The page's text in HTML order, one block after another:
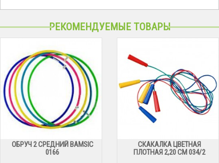
РЕКОМЕНДУЕМЫЕ ТОВАРЫ
ОБРУЧ 2 СРЕДНИЙ BAMSIC
0166
СКАКАЛКА ЦВЕТНАЯ
ПЛОТНАЯ 2,20 СМ 034/2